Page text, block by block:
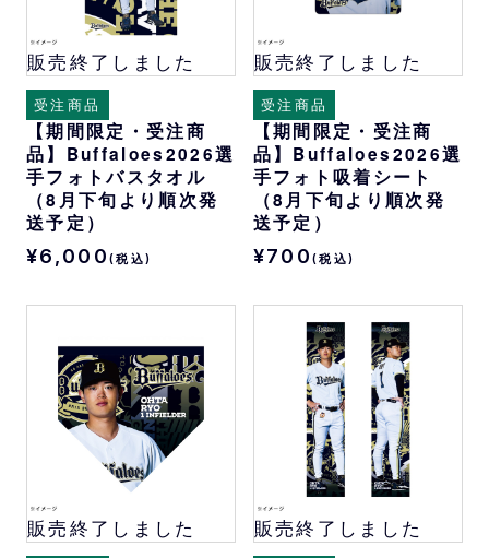
販売終了しました
受注商品
【期間限定・受注商
品】Buffaloes2026選
手フォトバスタオル
（8月下旬より順次発
送予定）
¥6,000 (税込)
販売終了しました
受注商品
【期間限定・受注商
品】Buffaloes2026選
手フォト吸着シート
（8月下旬より順次発
送予定）
¥700(税込)
販売終了しました 販売終了しました